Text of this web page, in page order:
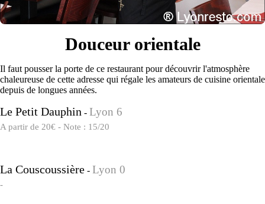
Douceur orientale
Il faut pousser la porte de ce restaurant pour découvrir l'atmosphère
chaleureuse de cette adresse qui régale les amateurs de cuisine orientale
depuis de longues années.
Le Petit Dauphin - Lyon 6
A partir de 20€ - Note : 15/20
La Couscoussière - Lyon 0
-